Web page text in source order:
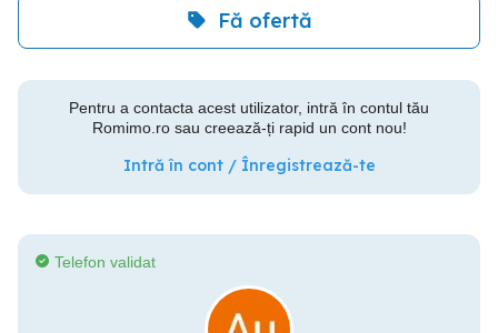
Fă ofertă
Pentru a contacta acest utilizator, intră în contul tău
Romimo.ro sau creează-ți rapid un cont nou!
Intră în cont / Înregistrează-te
Telefon validat